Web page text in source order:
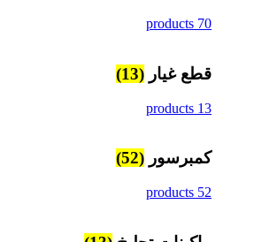
70 products
قطع غيار (13)
13 products
كمبرسور (52)
52 products